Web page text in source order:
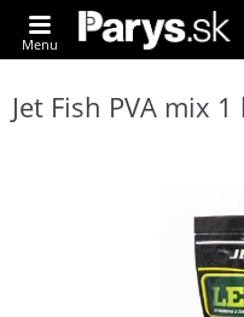
Menu
Jet Fish PVA mix